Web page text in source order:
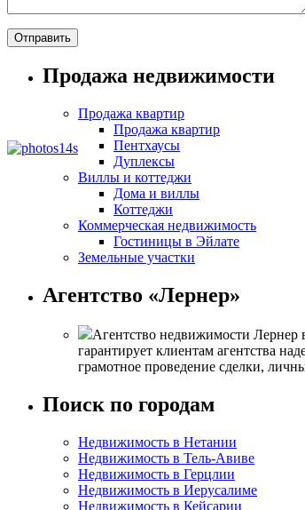
Продажа недвижимости
Продажа квартир
Продажа квартир
Пентхаусы
Дуплексы
Виллы и коттеджи
Дома и виллы
Коттеджи
Коммерческая недвижимость
Гостиницы в Эйлате
Земельные участки
Агентство «Лернер»
Агентство недвижимости Лернер
гарантирует клиентам агентства
грамотное проведение сделки,
Поиск по городам
Недвижимость в Нетании
Недвижимость в Тель-Авиве
Недвижимость в Герцлии
Недвижимость в Иерусалиме
Недвижимость в Кейсарии